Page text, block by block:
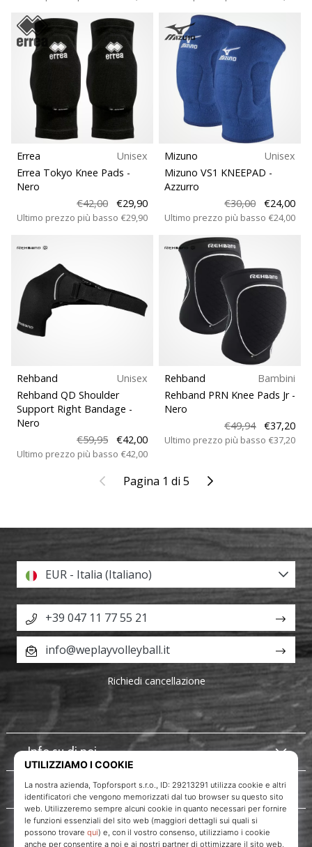
Errea
Unisex
Errea Tokyo Knee Pads -
Nero
€42,00
€29,90
Ultimo prezzo più basso €29,90
Mizuno
Unisex
Mizuno VS1 KNEEPAD -
Azzurro
€30,00
€24,00
Ultimo prezzo più basso €24,00
Rehband
Unisex
Rehband QD Shoulder
Support Right Bandage -
Nero
€59,95
€42,00
Ultimo prezzo più basso €42,00
Rehband
Bambini
Rehband PRN Knee Pads Jr -
Nero
€49,94
€37,20
Ultimo prezzo più basso €37,20
Precedente
Pagina 1 di 5 Il prossimo
Info su di noi
Servizio clienti
EUR - Italia (Italiano)
+39 047 11 77 55 21
info@weplayvolleyball.it
Richiedi cancellazione